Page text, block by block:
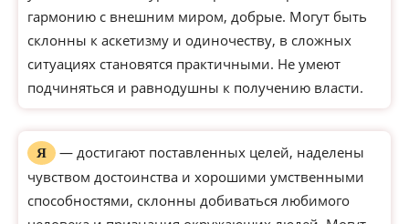
гармонию с внешним миром, добрые. Могут быть
склонны к аскетизму и одиночеству, в сложных
ситуациях становятся практичными. Не умеют
подчиняться и равнодушны к получению власти.
Я
— достигают поставленных целей, наделены
чувством достоинства и хорошими умственными
способностями, склонны добиваться любимого